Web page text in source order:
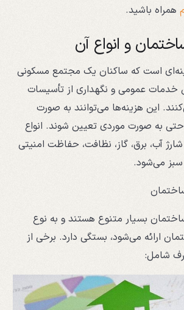
باشید.
و انواع آن
است که ساکنان یک مجتمع مسکونی
خدمات عمومی و نگهداری از تأسیسات
این هزینه‌ها می‌توانند به صورت
به صورت موردی تعیین شوند. انواع
آب، برق، گاز، نظافت، حفاظت امنیتی
می‌شود.
بسیار متنوع هستند و به نوع
ارائه می‌شود، بستگی دارد. برخی از
شامل: